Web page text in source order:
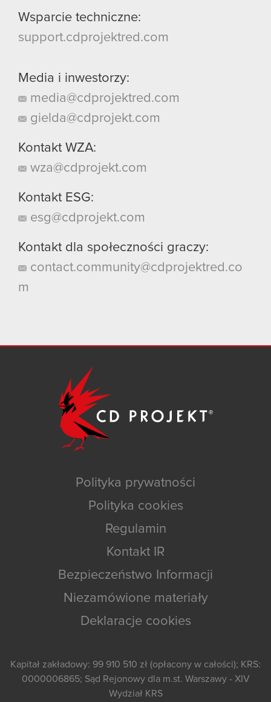
Wsparcie techniczne:
support.cdprojektred.com
Media i inwestorzy:
media@cdprojektred.com
gielda@cdprojekt.com
Kontakt WZA:
wza@cdprojekt.com
Kontakt ESG:
esg@cdprojekt.com
Kontakt dla społeczności graczy:
contact.community@cdprojektred.co
m
Polityka prywatności
Polityka cookies
Regulamin
Kontakt IR
Bezpieczeństwo Informacji
Niezamówione materiały
Deklaracje cookies
Kapitał zakładowy: 99 910 510 zł (opłacony w całości); KRS:
0000006865; Sąd Rejonowy dla m.st. Warszawy - XIV
Wydział KRS